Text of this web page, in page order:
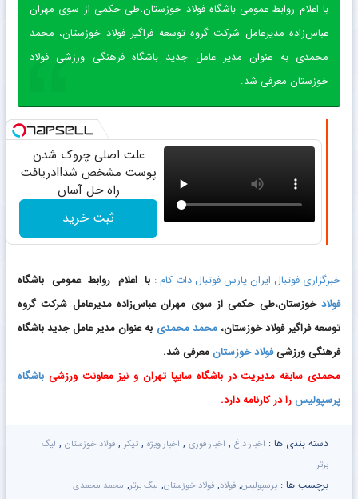
با اعلام روابط عمومی باشگاه فولاد خوزستان،طی حکمی از سوی مهران
عباس‌زاده مدیرعامل شرکت گروه توسعه فراگیر فولاد خوزستان، محمد
محمدی به عنوان مدیر عامل جدید باشگاه فرهنگی ورزشی فولاد
خوزستان معرفی شد.
علت اصلی چروک شدن
پوست مشخص شد!!دریافت
راه حل آسان
ثبت خرید
خبرگزاری فوتبال ایران پارس فوتبال دات کام : با اعلام روابط عمومی باشگاه
فولاد خوزستان،طی حکمی از سوی مهران عباس‌زاده مدیرعامل شرکت گروه
توسعه فراگیر فولاد خوزستان،محمد محمدی به عنوان مدیر عامل جدید باشگاه
فرهنگی ورزشیفولاد خوزستان معرفی شد.
محمدی سابقه مدیریت در باشگاه سایپا تهران و نیز معاونت ورزشی باشگاه
پرسپولیس را در کارنامه دارد.
دسته بندی ها : اخبار داغ , اخبار فوری , اخبار ویژه , تیکر , فولاد خوزستان , لیگ
برتر
برچسب ها : پرسپولیس, فولاد, فولاد خوزستان, لیگ برتر, محمد محمدی